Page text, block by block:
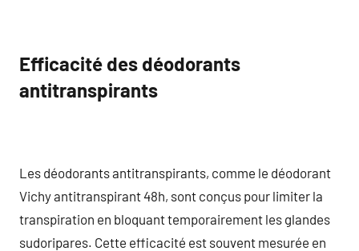
Efficacité des déodorants
antitranspirants
Les déodorants antitranspirants, comme le déodorant
Vichy antitranspirant 48h, sont conçus pour limiter la
transpiration en bloquant temporairement les glandes
sudoripares. Cette efficacité est souvent mesurée en